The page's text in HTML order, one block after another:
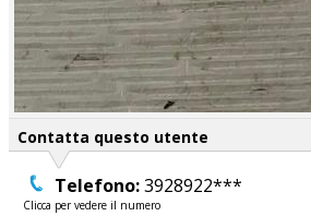
Contatta questo utente
Telefono:3928922***
Clicca per vedere il numero